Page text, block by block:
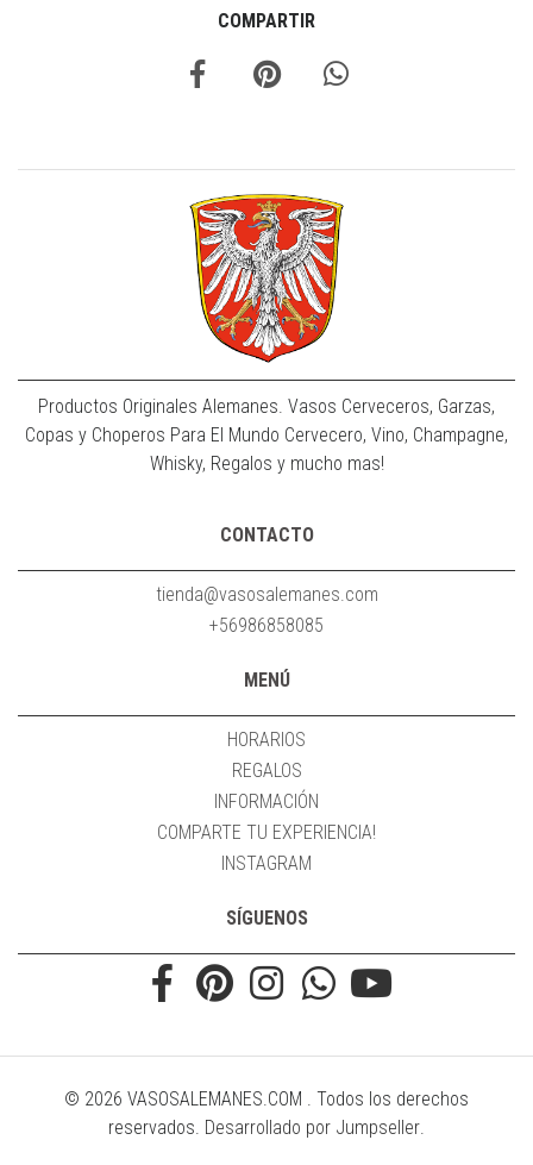
COMPARTIR
Productos Originales Alemanes. Vasos Cerveceros, Garzas,
Copas y Choperos Para El Mundo Cervecero, Vino, Champagne,
Whisky, Regalos y mucho mas!
CONTACTO
tienda@vasosalemanes.com
+56986858085
MENÚ
HORARIOS
REGALOS
INFORMACIÓN
COMPARTE TU EXPERIENCIA!
INSTAGRAM
SÍGUENOS
© 2026 VASOSALEMANES.COM . Todos los derechos
reservados. Desarrollado por Jumpseller.